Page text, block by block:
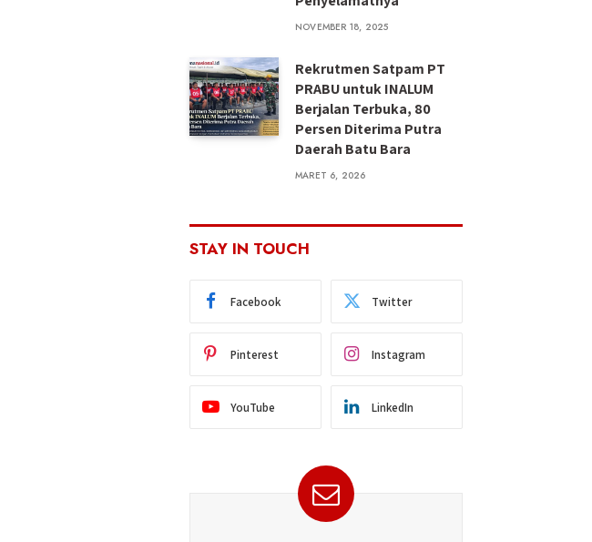
NOVEMBER 18, 2025
Rekrutmen Satpam PT
PRABU untuk INALUM
Berjalan Terbuka, 80
Persen Diterima Putra
Daerah Batu Bara
MARET 6, 2026
STAY IN TOUCH
Facebook Twitter
Pinterest Instagram
YouTube LinkedIn